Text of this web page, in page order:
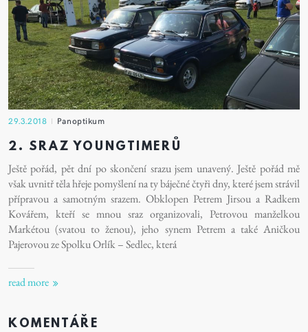
29.3.2018 Panoptikum
2. SRAZ YOUNGTIMERŮ
Ještě pořád, pět dní po skončení srazu jsem unavený. Ještě pořád mě
však uvnitř těla hřeje pomyšlení na ty báječné čtyři dny, které jsem strávil
přípravou a samotným srazem. Obklopen Petrem Jirsou a Radkem
Kovářem, kteří se mnou sraz organizovali, Petrovou manželkou
Markétou (svatou to ženou), jeho synem Petrem a také Aničkou
Pajerovou ze Spolku Orlík – Sedlec, která
read more
KOMENTÁŘE